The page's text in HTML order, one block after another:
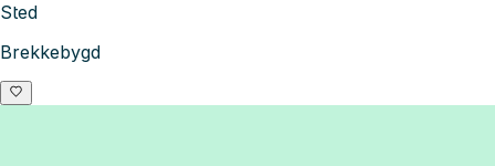
Sted
Brekkebygd